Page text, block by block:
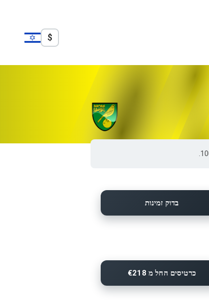
$
בדוק זמינות
כרטיסים החל מ €218